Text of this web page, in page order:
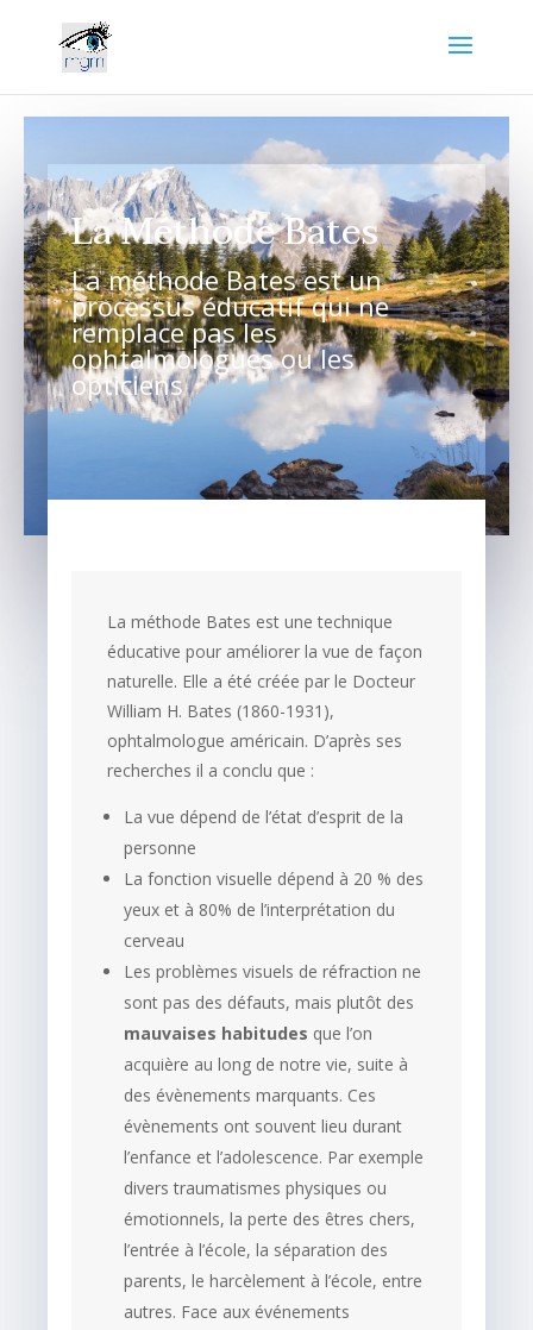
La Méthode Bates
La méthode Bates est un
processus éducatif qui ne
remplace pas les
ophtalmologues ou les
opticiens
La méthode Bates est une technique
éducative pour améliorer la vue de façon
naturelle. Elle a été créée par le Docteur
William H. Bates (1860-1931),
ophtalmologue américain. D’après ses
recherches il a conclu que :
La vue dépend de l’état d’esprit de la
personne
La fonction visuelle dépend à 20 % des
yeux et à 80% de l’interprétation du
cerveau
Les problèmes visuels de réfraction ne
sont pas des défauts, mais plutôt des
mauvaises habitudes que l’on
acquière au long de notre vie, suite à
des évènements marquants. Ces
évènements ont souvent lieu durant
l’enfance et l’adolescence. Par exemple
divers traumatismes physiques ou
émotionnels, la perte des êtres chers,
l’entrée à l’école, la séparation des
parents, le harcèlement à l’école, entre
autres. Face aux événements